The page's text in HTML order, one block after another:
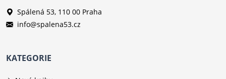
Spálená 53, 110 00 Praha
info@spalena53.cz
KATEGORIE